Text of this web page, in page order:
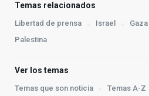
Temas relacionados
Libertad de prensa Israel Gaza
Palestina
Ver los temas
Temas que son noticia Temas A-Z